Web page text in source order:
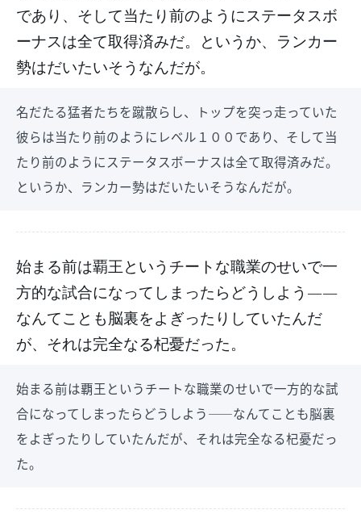
であり、そして当たり前のようにステータスボ
ーナスは全て取得済みだ。というか、ランカー
勢はだいたいそうなんだが。
名だたる猛者たちを蹴散らし、トップを突っ走っていた
彼らは当たり前のようにレベル１００であり、そして当
たり前のようにステータスボーナスは全て取得済みだ。
というか、ランカー勢はだいたいそうなんだが。
始まる前は覇王というチートな職業のせいで一
方的な試合になってしまったらどうしよう――
なんてことも脳裏をよぎったりしていたんだ
が、それは完全なる杞憂だった。
始まる前は覇王というチートな職業のせいで一方的な試
合になってしまったらどうしよう――なんてことも脳裏
をよぎったりしていたんだが、それは完全なる杞憂だっ
た。